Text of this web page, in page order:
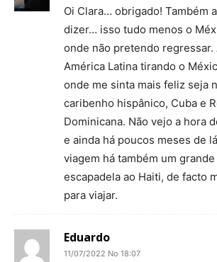
Oi Clara… obrigado! Também
dizer… isso tudo menos o
onde não pretendo regressar.
América Latina tirando o
onde me sinta mais feliz seja
caribenho hispânico, Cuba e
Dominicana. Não vejo a hora
e ainda há poucos meses de
viagem há também um
escapadela ao Haiti, de facto
para viajar.
Eduardo
11/07/2022 No 18:07